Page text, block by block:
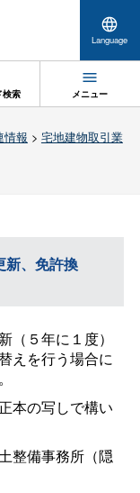
Language
検索 メニュー
情報 > 宅地建物取引業
新、免許換
（５年に１度）
えを行う場合に
本の写しで構い
整備事務所（隠